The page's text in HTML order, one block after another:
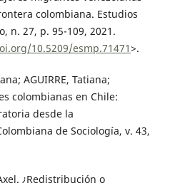
colombiana. Estudios
n. 27, p. 95-109, 2021.
10.5209/esmp.71471>.
AGUIRRE, Tatiana;
colombianas en Chile:
desde la
de Sociología, v. 43,
¿Redistribución o